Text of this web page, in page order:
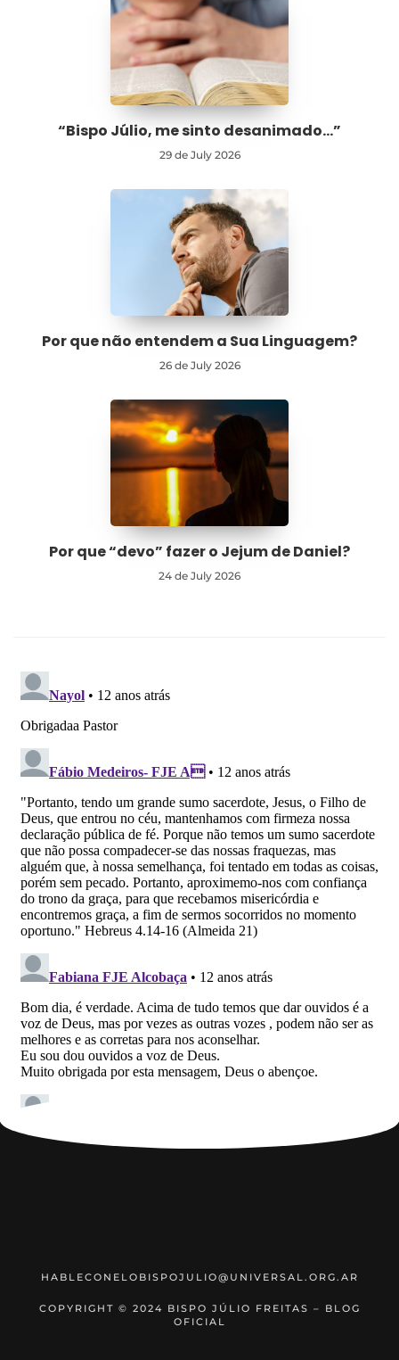
“Bispo Júlio, me sinto desanimado…”
29 de July 2026
Por que não entendem a Sua Linguagem?
26 de July 2026
Por que “devo” fazer o Jejum de Daniel?
24 de July 2026
HABLECONELOBISPOJULIO@UNIVERSAL.ORG.AR
COPYRIGHT © 2024 BISPO JÚLIO FREITAS – BLOG
OFICIAL